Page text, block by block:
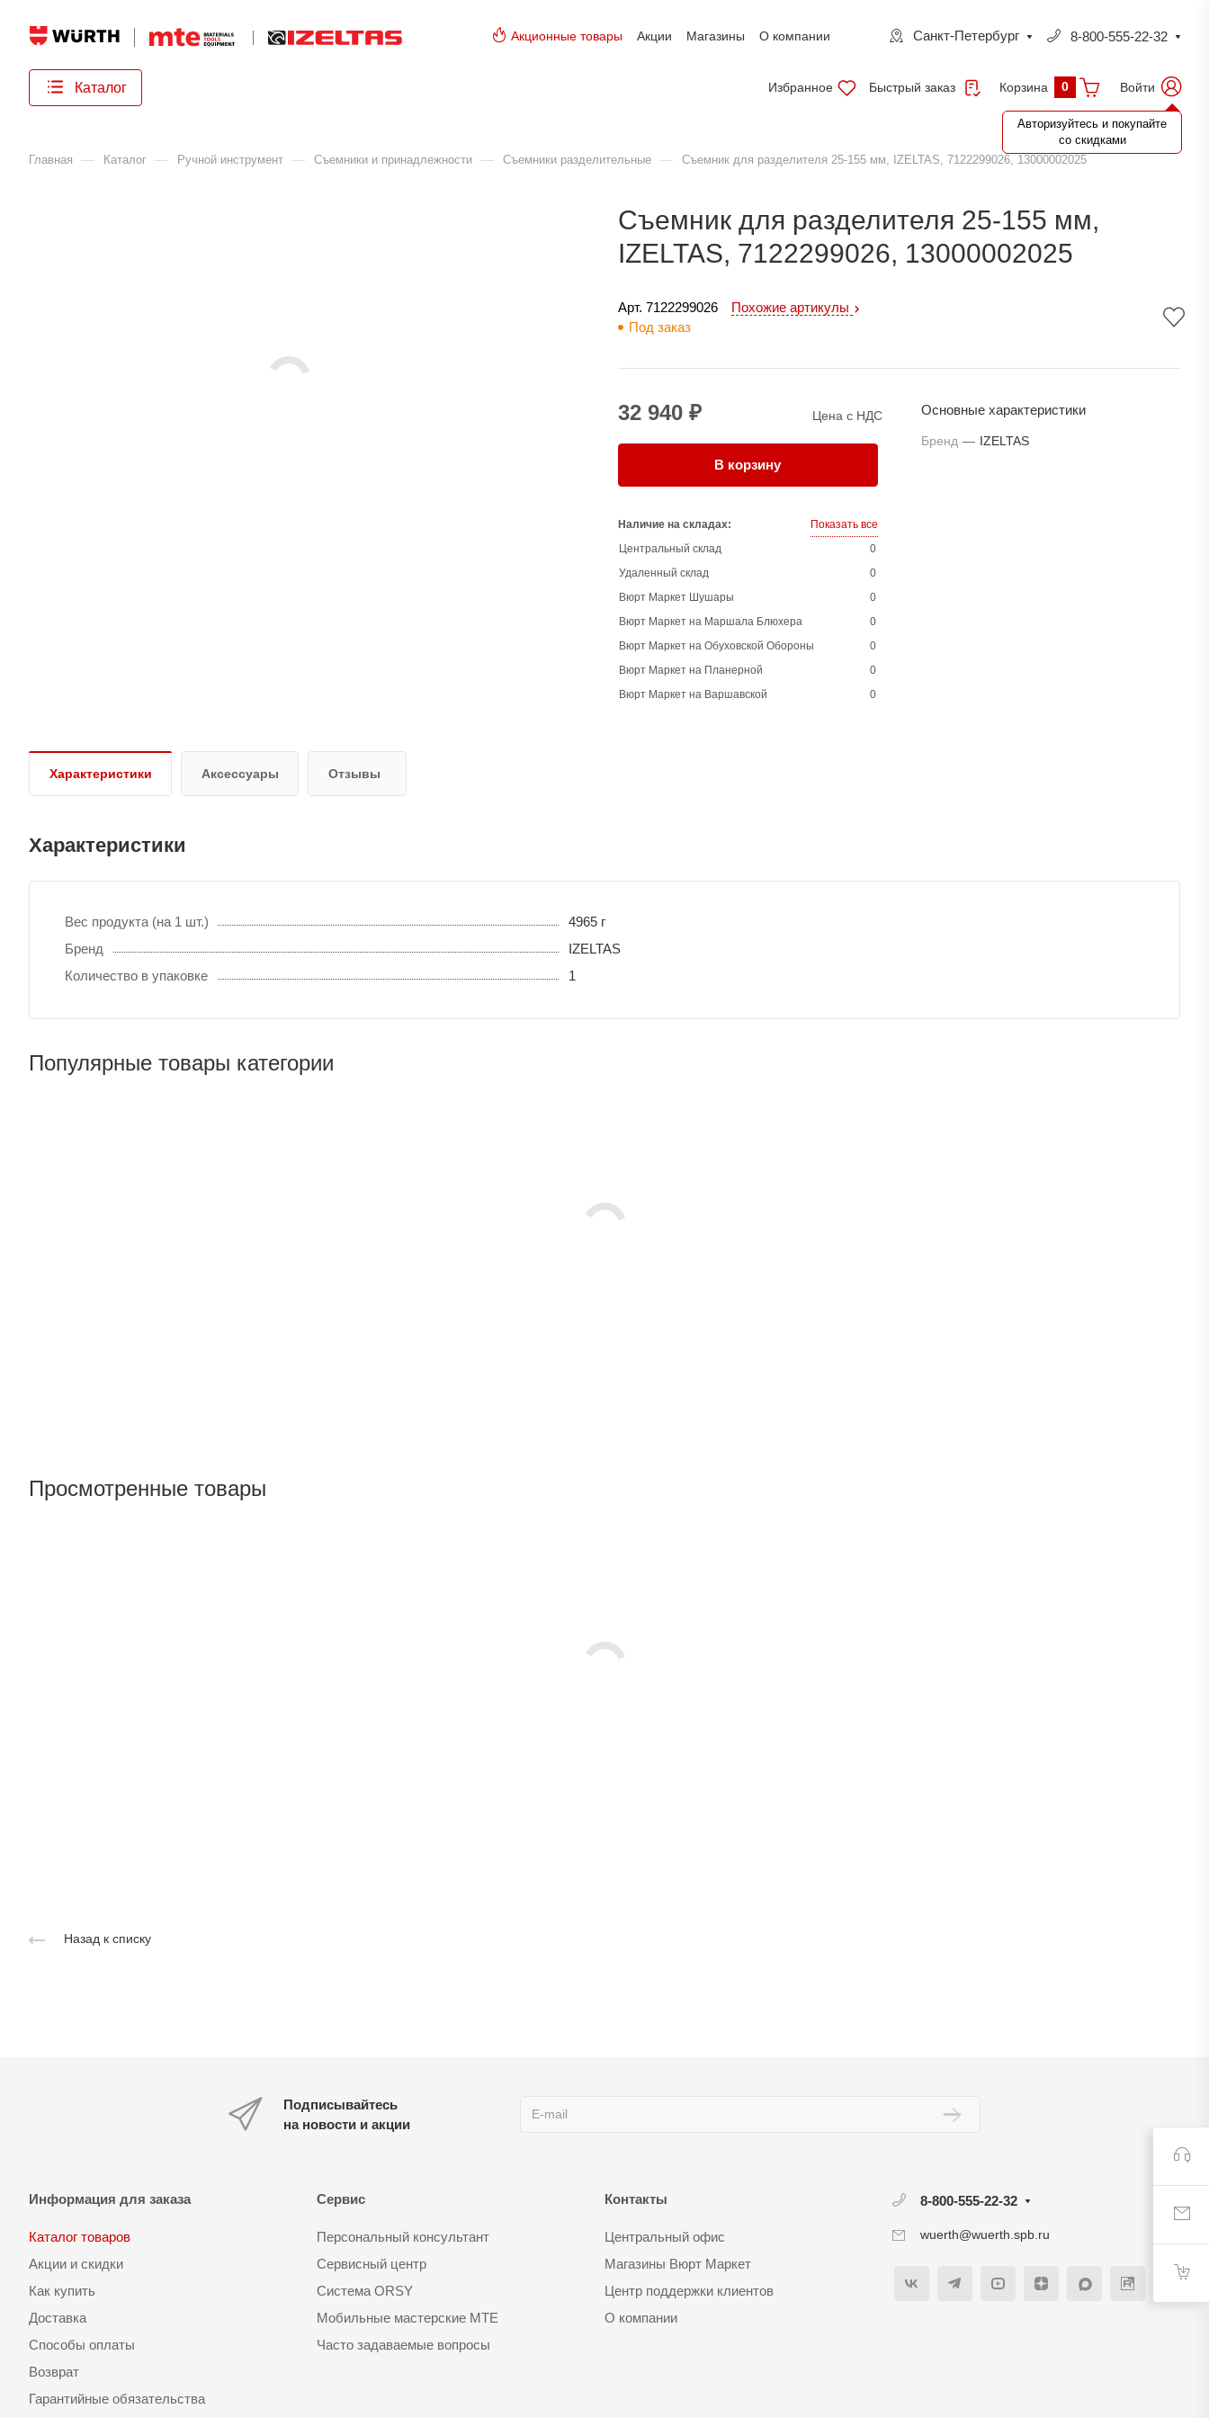
Акционные товары Акции Магазины О компании Санкт-Петербург 8-800-555-22-32
Каталог Избранное Быстрый заказ Корзина 0 Войти
Авторизуйтесь и покупайте
со скидками
Главная
— Каталог — Ручной инструмент — Съемники и принадлежности — Съемники разделительные — Съемник для разделителя 25-155 мм, IZELTAS, 7122299026, 13000002025
Съемник для разделителя 25-155 мм,
IZELTAS, 7122299026, 13000002025
Арт. 7122299026
Похожие артикулы
Под заказ
32 940 ₽ Цена с НДС
В корзину
Наличие на складах:
Показать все
Центральный склад
0
Удаленный склад
0
Вюрт Маркет Шушары
0
Вюрт Маркет на Маршала Блюхера
0
Вюрт Маркет на Обуховской Обороны
0
Вюрт Маркет на Планерной
0
Вюрт Маркет на Варшавской
0
Основные характеристики
Бренд — IZELTAS
Характеристики Аксессуары Отзывы
Характеристики
Вес продукта (на 1 шт.)
4965 г
Бренд
IZELTAS
Количество в упаковке
1
Популярные товары категории
Просмотренные товары
Назад к списку
Подписывайтесь
на новости и акции
Информация для заказа
Каталог товаров
Акции и скидки
Как купить
Доставка
Способы оплаты
Возврат
Гарантийные обязательства
Сервис
Персональный консультант
Сервисный центр
Система ORSY
Мобильные мастерские MTE
Часто задаваемые вопросы
Контакты
Центральный офис
Магазины Вюрт Маркет
Центр поддержки клиентов
О компании
8-800-555-22-32
wuerth@wuerth.spb.ru